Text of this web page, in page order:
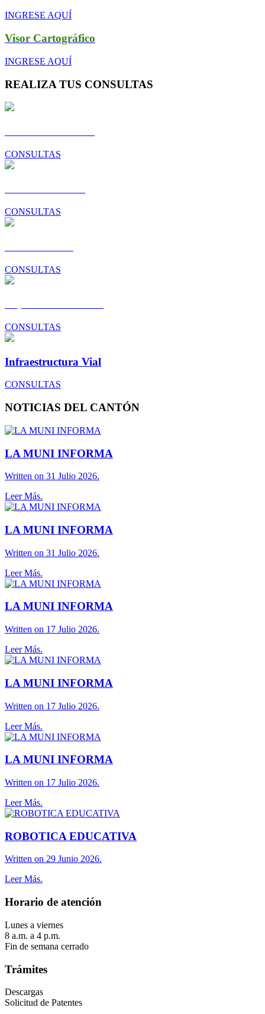
INGRESE AQUÍ
Visor Cartográfico
INGRESE AQUÍ
REALIZA TUS CONSULTAS
CONSULTAS
CONSULTAS
CONSULTAS
CONSULTAS
Infraestructura Vial
CONSULTAS
NOTICIAS DEL CANTÓN
LA MUNI INFORMA
Written on 31 Julio 2026.
Leer Más.
LA MUNI INFORMA
Written on 31 Julio 2026.
Leer Más.
LA MUNI INFORMA
Written on 17 Julio 2026.
Leer Más.
LA MUNI INFORMA
Written on 17 Julio 2026.
Leer Más.
LA MUNI INFORMA
Written on 17 Julio 2026.
Leer Más.
ROBOTICA EDUCATIVA
Written on 29 Junio 2026.
Leer Más.
Horario de atención
Lunes a viernes
8 a.m. a 4 p.m.
Fin de semana cerrado
Trámites
Descargas
Solicitud de Patentes